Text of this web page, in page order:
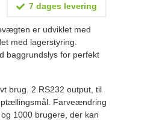
7 dages levering
er udviklet med
med lagerstyring.
baggrundslys for perfekt
brug. 2 RS232 output, til
Farveændring
1000 brugere, der kan